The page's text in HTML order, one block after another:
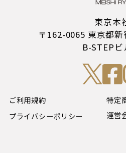
東京本
〒162-0065 東京都
B-STEPビ
ご利用規約
プライバシーポリシー
特定
運営